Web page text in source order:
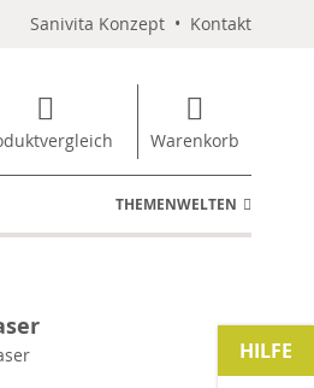
Sanivita Konzept • Kontakt
Warenkorb
THEMENWELTEN
HILFE